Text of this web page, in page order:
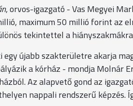
, orvos-igazgató - Vas Megyei
maximum 50 millió forint az
tekintettel a
egy újabb szakterületre akarja
a kórház - mondja Molnár
Az alapvető gond az
nappali rendszerű képzés.